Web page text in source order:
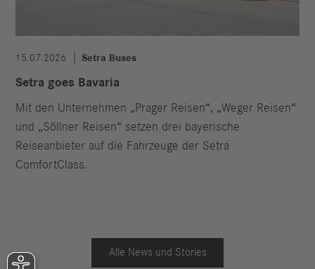
15.07.2026 Setra Buses
Setra goes Bavaria
Mit den Unternehmen „Prager Reisen“, „Weger Reisen“
und „Söllner Reisen“ setzen drei bayerische
Reiseanbieter auf die Fahrzeuge der Setra
ComfortClass.
Alle News und Stories